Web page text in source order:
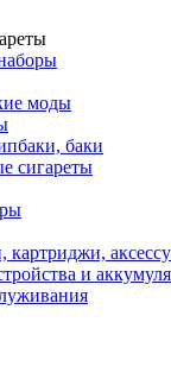
моды
баки
сигареты
картриджи,
и